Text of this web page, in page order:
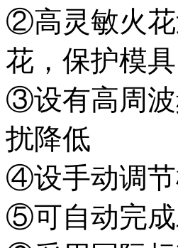
②高灵敏火花
花，保护模具
③设有高周波
扰降低
④设手动调节
⑤可自动完成